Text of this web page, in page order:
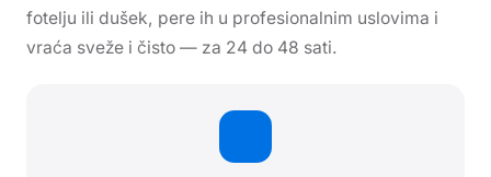
fotelju ili dušek, pere ih u profesionalnim uslovima i
vraća sveže i čisto — za 24 do 48 sati.